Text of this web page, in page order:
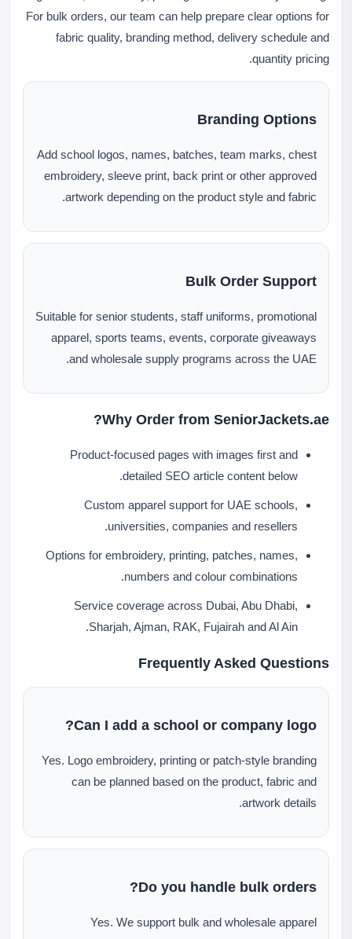
For bulk orders, our team can help prepare clear options for
fabric quality, branding method, delivery schedule and
quantity pricing.
Branding Options
Add school logos, names, batches, team marks, chest
embroidery, sleeve print, back print or other approved
artwork depending on the product style and fabric.
Bulk Order Support
Suitable for senior students, staff uniforms, promotional
apparel, sports teams, events, corporate giveaways
and wholesale supply programs across the UAE.
Why Order from SeniorJackets.ae?
Product-focused pages with images first and
detailed SEO article content below.
Custom apparel support for UAE schools,
universities, companies and resellers.
Options for embroidery, printing, patches, names,
numbers and colour combinations.
Service coverage across Dubai, Abu Dhabi,
Sharjah, Ajman, RAK, Fujairah and Al Ain.
Frequently Asked Questions
Can I add a school or company logo?
Yes. Logo embroidery, printing or patch-style branding
can be planned based on the product, fabric and
artwork details.
Do you handle bulk orders?
Yes. We support bulk and wholesale apparel